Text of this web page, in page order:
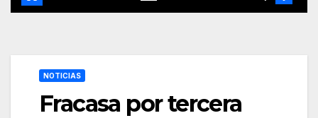
NOTICIAS
Fracasa por tercera